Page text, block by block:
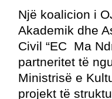
Një koalicion i
Akademik dhe
Civil “EC Ma
partneritet të
Ministrisë e
projekt të